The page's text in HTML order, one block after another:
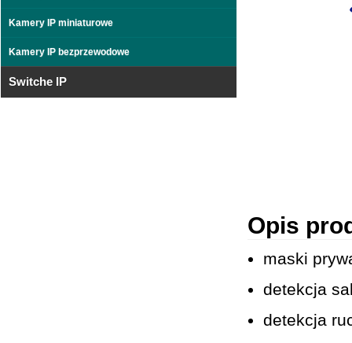
Kamery IP miniaturowe
Kamery IP bezprzewodowe
Switche IP
Opis
maski
detekcja
detekcja